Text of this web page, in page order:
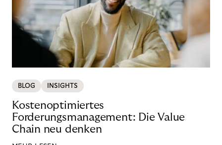
BLOG INSIGHTS
Kostenoptimiertes
Forderungsmanagement: Die Value
Chain neu denken